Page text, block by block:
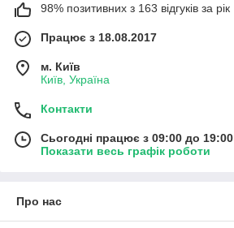
98% позитивних з 163 відгуків за рік
Працює з 18.08.2017
м. Київ
Київ, Україна
Контакти
Сьогодні працює з 09:00 до 19:00
Показати весь графік роботи
Про нас